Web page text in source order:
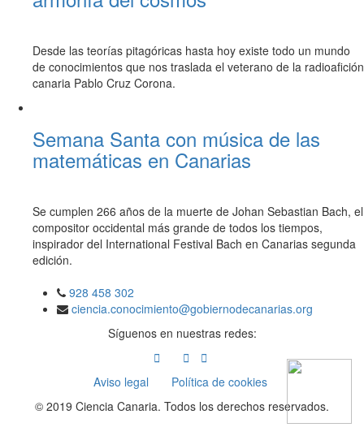
Desde las teorías pitagóricas hasta hoy existe todo un mundo
de conocimientos que nos traslada el veterano de la radioafición
canaria Pablo Cruz Corona.
Semana Santa con música de las
matemáticas en Canarias
Se cumplen 266 años de la muerte de Johan Sebastian Bach, el
compositor occidental más grande de todos los tiempos,
inspirador del International Festival Bach en Canarias segunda
edición.
928 458 302
ciencia.conocimiento@gobiernodecanarias.org
Síguenos en nuestras redes:
Aviso legal
Política de cookies
© 2019 Ciencia Canaria. Todos los derechos reservados.